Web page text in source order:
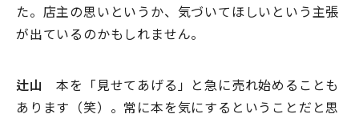
た。店主の思いというか、気づいてほしいという主張
が出ているのかもしれません。
辻山
本を「見せてあげる」と急に売れ始めることも
あります（笑）。常に本を気にするということだと思